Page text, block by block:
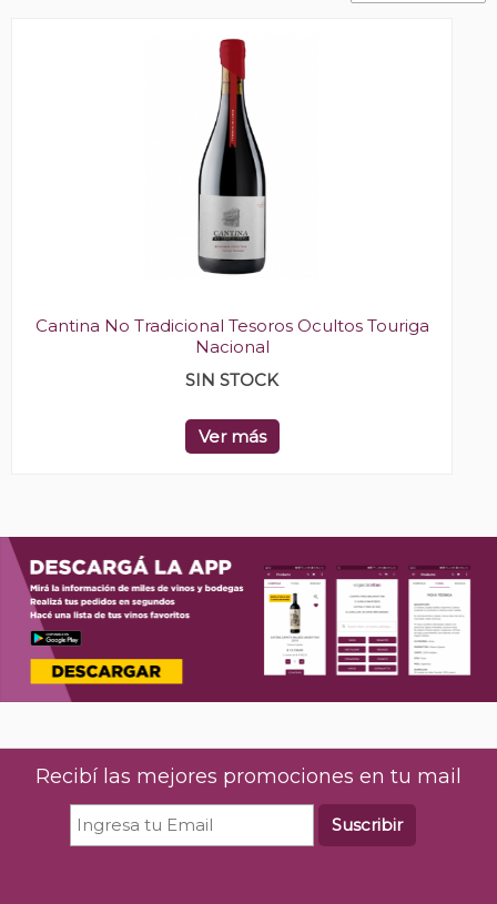
Cantina No Tradicional Tesoros Ocultos Touriga
Nacional
SIN STOCK
Ver más
Recibí las mejores promociones en tu mail
Suscribir